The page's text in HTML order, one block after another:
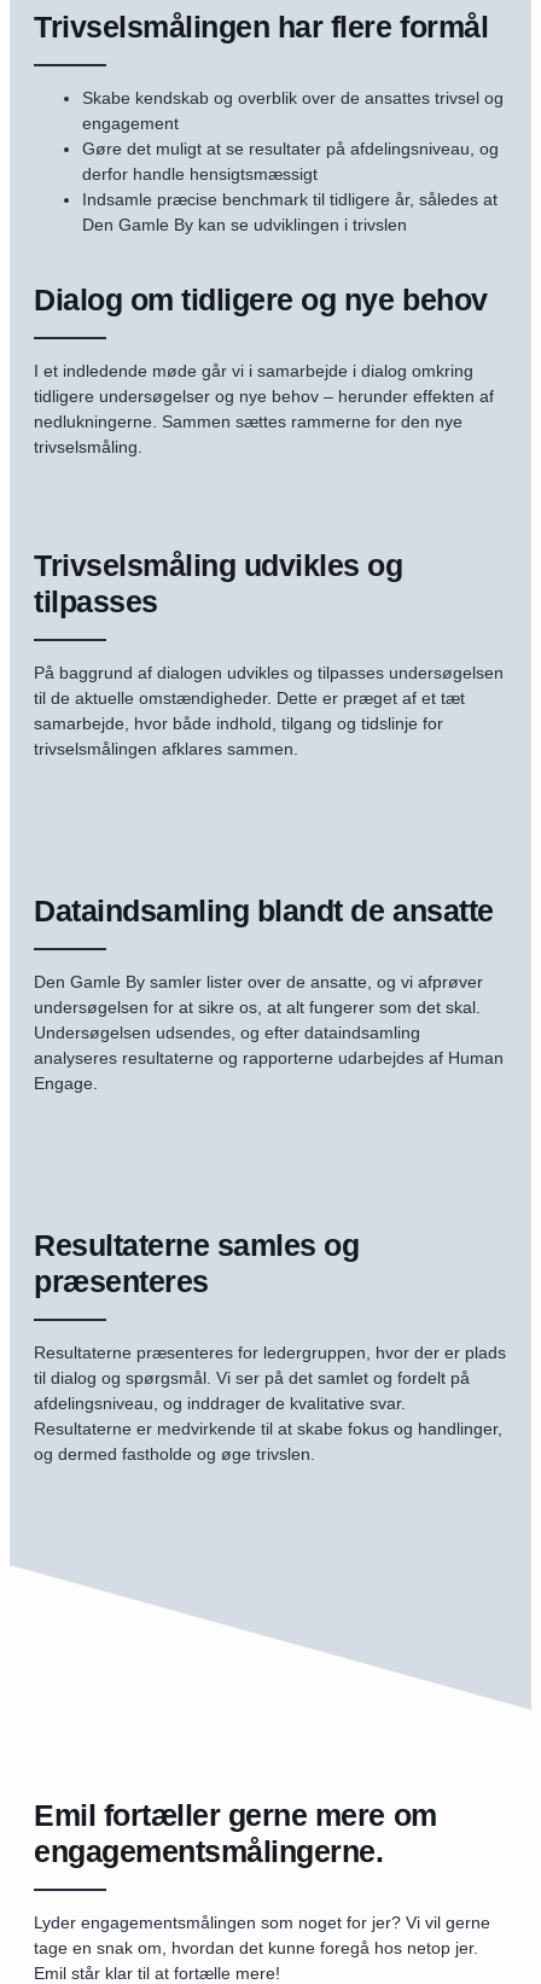
Trivselsmålingen har flere formål
Skabe kendskab og overblik over de ansattes trivsel og
engagement
Gøre det muligt at se resultater på afdelingsniveau, og
derfor handle hensigtsmæssigt
Indsamle præcise benchmark til tidligere år, således at
Den Gamle By kan se udviklingen i trivslen
Dialog om tidligere og nye behov
I et indledende møde går vi i samarbejde i dialog omkring
tidligere undersøgelser og nye behov – herunder effekten af
nedlukningerne. Sammen sættes rammerne for den nye
trivselsmåling.
Trivselsmåling udvikles og
tilpasses
På baggrund af dialogen udvikles og tilpasses undersøgelsen
til de aktuelle omstændigheder. Dette er præget af et tæt
samarbejde, hvor både indhold, tilgang og tidslinje for
trivselsmålingen afklares sammen.
Dataindsamling blandt de ansatte
Den Gamle By samler lister over de ansatte, og vi afprøver
undersøgelsen for at sikre os, at alt fungerer som det skal.
Undersøgelsen udsendes, og efter dataindsamling
analyseres resultaterne og rapporterne udarbejdes af Human
Engage.
Resultaterne samles og
præsenteres
Resultaterne præsenteres for ledergruppen, hvor der er plads
til dialog og spørgsmål. Vi ser på det samlet og fordelt på
afdelingsniveau, og inddrager de kvalitative svar.
Resultaterne er medvirkende til at skabe fokus og handlinger,
og dermed fastholde og øge trivslen.
Emil fortæller gerne mere om
engagementsmålingerne.
Lyder engagementsmålingen som noget for jer? Vi vil gerne
tage en snak om, hvordan det kunne foregå hos netop jer.
Emil står klar til at fortælle mere!